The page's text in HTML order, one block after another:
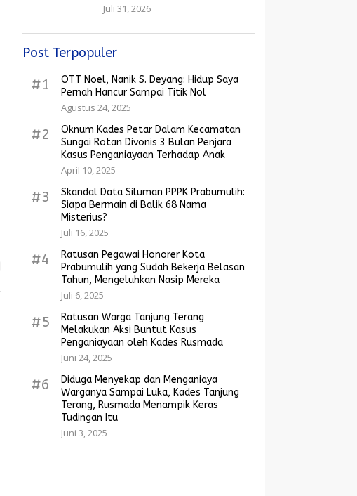
Juli 31, 2026
Post Terpopuler
#1
OTT Noel, Nanik S. Deyang: Hidup Saya
Pernah Hancur Sampai Titik Nol
Agustus 24, 2025
#2
Oknum Kades Petar Dalam Kecamatan
Sungai Rotan Divonis 3 Bulan Penjara
Kasus Penganiayaan Terhadap Anak
April 10, 2025
#3
Skandal Data Siluman PPPK Prabumulih:
Siapa Bermain di Balik 68 Nama
Misterius?
Juli 16, 2025
#4
Ratusan Pegawai Honorer Kota
Prabumulih yang Sudah Bekerja Belasan
Tahun, Mengeluhkan Nasip Mereka
Juli 6, 2025
#5
Ratusan Warga Tanjung Terang
Melakukan Aksi Buntut Kasus
Penganiayaan oleh Kades Rusmada
Juni 24, 2025
#6
Diduga Menyekap dan Menganiaya
Warganya Sampai Luka, Kades Tanjung
Terang, Rusmada Menampik Keras
Tudingan Itu
Juni 3, 2025